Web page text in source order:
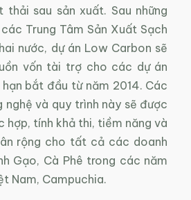
sau sản xuất. Sau những
Trung Tâm Sản Xuất Sạch
nước, dự án Low Carbon sẽ
vốn tài trợ cho các dự án
bắt đầu từ năm 2014. Các
nghệ và quy trình này sẽ được
hợp, tính khả thi, tiềm năng và
rộng cho tất cả các doanh
Gạo, Cà Phê trong các năm
Nam, Campuchia.